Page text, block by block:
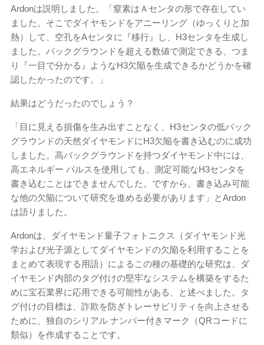
Ardonは説明しました。「窒素はＡセンタの形で存在してい
ました。そこでダイヤモンドをアニーリング（ゆっくりと加
熱）して、空孔をAセンタに『移行』し、H3センタを生成し
ました。バックグラウンドを超える数値で測定できる、つま
り『一目で分かる』ようなH3欠陥を生成できるかどうかを確
認したかったのです。」
結果はどうだったのでしょう？
「目に見える損傷を生み出すことなく、H3センタの低バック
グラウンドの天然ダイヤモンドにH3欠陥を書き込むのに成功
しました。高バックグラウンドを持つダイヤモンド中には、
高エネルギー パルスを使用しても、測定可能なH3センタを
書き込むことはできませんでした。ですから、書き込み可能
な他の欠陥について研究を進める必要があります」とArdon
は語りました。
Ardonは、ダイヤモンド量子フォトニクス（ダイヤモンド光
学および光子源としてダイヤモンドの欠陥を利用することを
まとめて表現する用語）によるこの種の基礎的な研究は、ダ
イヤモンド内部のタグ付けの堅牢なシステムを構築をするた
めに宝石業界に応用できる可能性がある、と述べました。タ
グ付けの目標は、詐欺を防ぎトレーサビリティを向上させる
ために、独自のシリアル ナンバー付きマーク（QRコードに
類似）を作成することです。